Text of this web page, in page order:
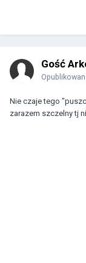
Gość
Nie czaje tego
zarazem szczelny tj